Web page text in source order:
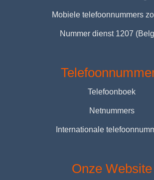
Mobiele telefoonnummers
Nummer dienst 1207
Telefoonboek
Netnummers
Internationale
Onze Website